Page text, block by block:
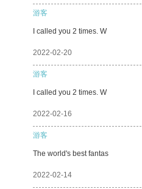
游客
I called you 2 times. W
2022-02-20
游客
I called you 2 times. W
2022-02-16
游客
The world's best fantas
2022-02-14